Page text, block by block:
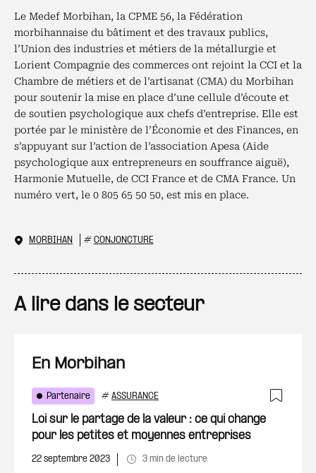
Le Medef Morbihan, la CPME 56, la Fédération
morbihannaise du bâtiment et des travaux publics,
l’Union des industries et métiers de la métallurgie et
Lorient Compagnie des commerces ont rejoint la CCI et la
Chambre de métiers et de l’artisanat (CMA) du Morbihan
pour soutenir la mise en place d’une cellule d’écoute et
de soutien psychologique aux chefs d’entreprise. Elle est
portée par le ministère de l’Économie et des Finances, en
s’appuyant sur l’action de l’association Apesa (Aide
psychologique aux entrepreneurs en souffrance aiguë),
Harmonie Mutuelle, de CCI France et de CMA France. Un
numéro vert, le 0 805 65 50 50, est mis en place.
MORBIHAN # CONJONCTURE
A lire dans le secteur
En Morbihan
Partenaire # ASSURANCE
Loi sur le partage de la valeur : ce qui change
pour les petites et moyennes entreprises
22 septembre 2023 3 min de lecture